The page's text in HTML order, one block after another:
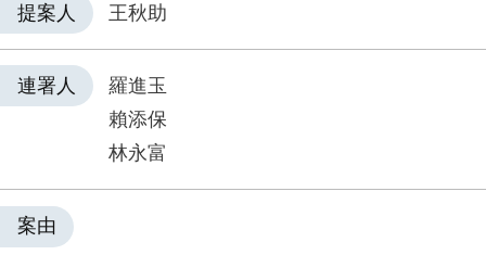
提案人 王秋助
連署人
羅進玉
賴添保
林永富
案由